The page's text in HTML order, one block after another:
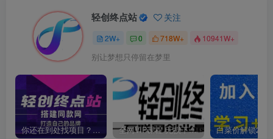
轻创终点站 关注
2W+ 0 718W+ 10941W+
别让梦想只停留在梦里
你还在到处找项目？还在当韭菜？我靠卖项目一个月收入5万+，曾经我也是个失败者。 全网VIP课程 无损下载~